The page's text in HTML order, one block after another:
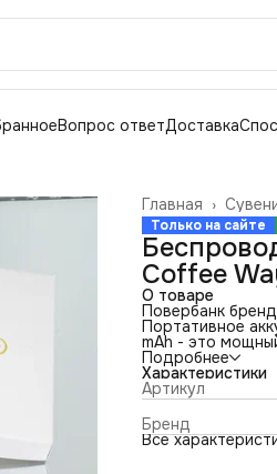
Вопрос ответДоставка
Главная ›
Только на сайте
Coffee
О товаре
Повербанк
Портативное
mAh - это
аксессуаром
электронных
универсальное
Android, iPhone,
Компактный и
сумку или
энергии.
Подробнее
Характеристики
Артикул
Бренд
Все